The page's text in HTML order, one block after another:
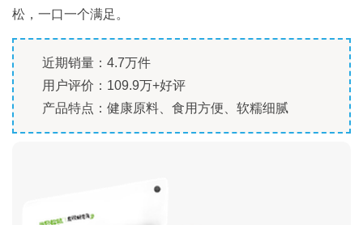
松，一口一个满足。
近期销量：4.7万件
用户评价：109.9万+好评
产品特点：健康原料、食用方便、软糯细腻